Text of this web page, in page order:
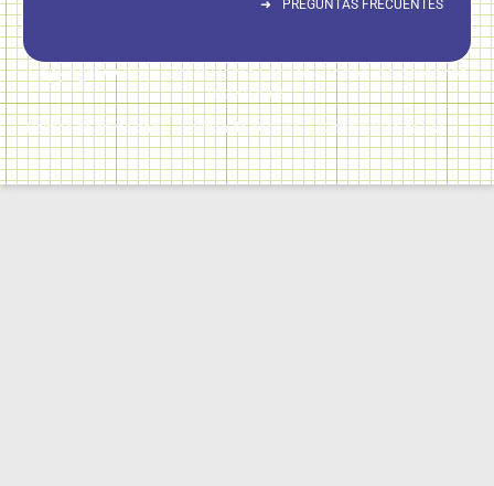
PREGUNTAS FRECUENTES
Copyright © 2026 Direct Home Service | Todos los derechos
reservados
Política de privacidad Política de cookies Condiciones de uso